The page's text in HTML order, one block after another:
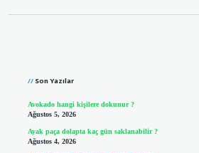
Son Yazılar
Avokado hangi kişilere dokunur ?
Ağustos 5, 2026
Ayak paça dolapta kaç gün saklanabilir ?
Ağustos 4, 2026